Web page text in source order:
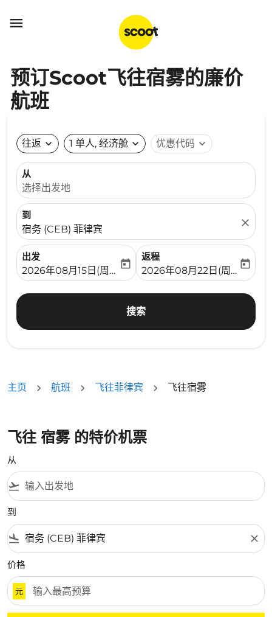

预订Scoot飞往宿雾的廉价
航班
往返 expand_more 1 单人, 经济舱 expand_more 优惠代码 expand_more
从
选择出发地
到
宿务 (CEB) 菲律宾
close
出发
fc-booking-departure-date-aria-label
2026年08月15日(周六)
today
返程
fc-booking-return-date-
2026年08月22日(周六)
today
搜索
主页 航班 飞往菲律宾 飞往宿雾
飞往 宿雾 的特价机票
从
flight_takeoff
到
flight_land close
价格
元